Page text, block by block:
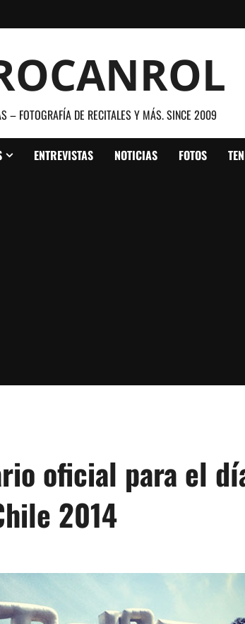
– FOTOGRAFÍA DE RECITALES Y MÁS. SINCE 2009
ENTREVISTAS NOTICIAS FOTOS
oficial para el
2014